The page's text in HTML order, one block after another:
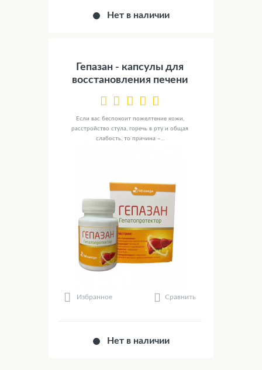
Нет в наличии
Гепазан - капсулы для
восстановления печени
Если вас беспокоит пожелтение кожи,
расстройство стула, горечь в рту и общая
слабость, то причина –...
Избранное Сравнить
Нет в наличии